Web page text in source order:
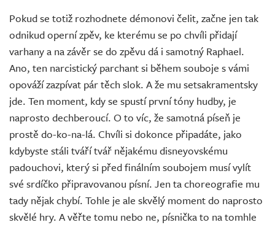
Pokud se totiž rozhodnete démonovi čelit, začne jen tak
odnikud operní zpěv, ke kterému se po chvíli přidají
varhany a na závěr se do zpěvu dá i samotný Raphael.
Ano, ten narcistický parchant si během souboje s vámi
opováží zazpívat pár těch slok. A že mu setsakramentsky
jde. Ten moment, kdy se spustí první tóny hudby, je
naprosto dechberoucí. O to víc, že samotná píseň je
prostě do-ko-na-lá. Chvíli si dokonce připadáte, jako
kdybyste stáli tváří tvář nějakému disneyovskému
padouchovi, který si před finálním soubojem musí vylít
své srdíčko připravovanou písní. Jen ta choreografie mu
tady nějak chybí. Tohle je ale skvělý moment do naprosto
skvělé hry. A věřte tomu nebo ne, písnička to na tomhle